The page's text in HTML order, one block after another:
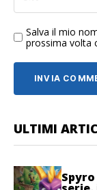
Salva il mio
prossima volta
ULTIMI